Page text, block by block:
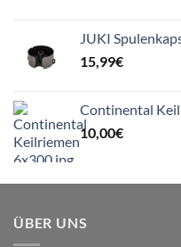
JUKI
15,99€
Continental
10,00€
ÜBER UNS